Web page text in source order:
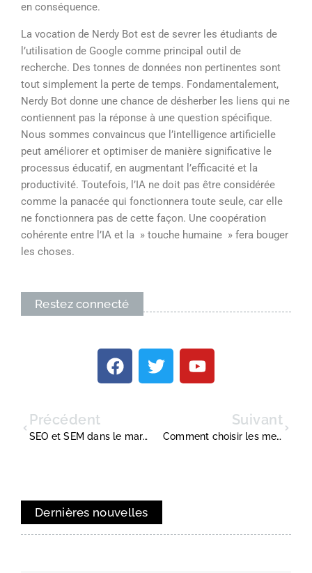
en conséquence.
La vocation de Nerdy Bot est de sevrer les étudiants de
l’utilisation de Google comme principal outil de
recherche. Des tonnes de données non pertinentes sont
tout simplement la perte de temps. Fondamentalement,
Nerdy Bot donne une chance de désherber les liens qui ne
contiennent pas la réponse à une question spécifique.
Nous sommes convaincus que l’intelligence artificielle
peut améliorer et optimiser de manière significative le
processus éducatif, en augmentant l’efficacité et la
productivité. Toutefois, l’IA ne doit pas être considérée
comme la panacée qui fonctionnera toute seule, car elle
ne fonctionnera pas de cette façon. Une coopération
cohérente entre l’IA et la » touche humaine » fera bouger
les choses.
Restez connecté
Précédent
SEO et SEM dans le marketing numérique
Suivant
Comment choisir les meilleurs services de fret international pour votre tournée ?
Dernières nouvelles